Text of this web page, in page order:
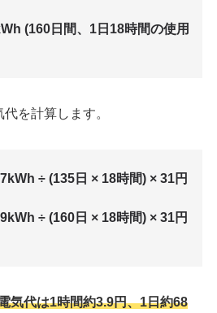
(160日間、1日18時間の使用
を計算します。
÷ (135日 × 18時間) × 31円
÷ (160日 × 18時間) × 31円
気代は1時間約3.9円、1日約68